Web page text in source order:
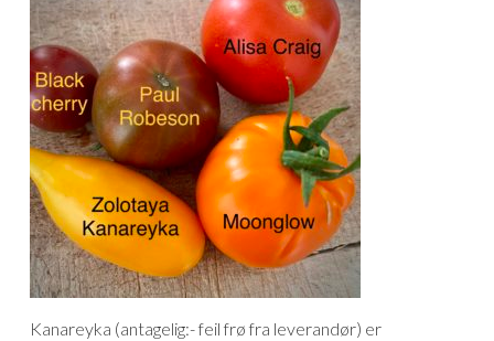
Kanareyka (antagelig:- feil frø fra leverandør) er